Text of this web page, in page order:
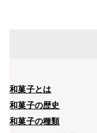
和菓子とは
和菓子の歴史
和菓子の種類